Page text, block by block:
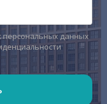
персональных данных